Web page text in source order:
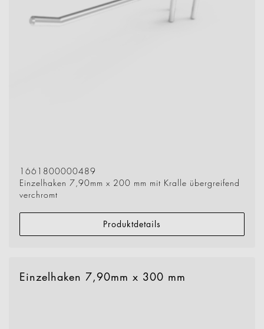
1661800000489
Einzelhaken 7,90mm x 200 mm mit Kralle übergreifend
verchromt
Produktdetails
Einzelhaken 7,90mm x 300 mm